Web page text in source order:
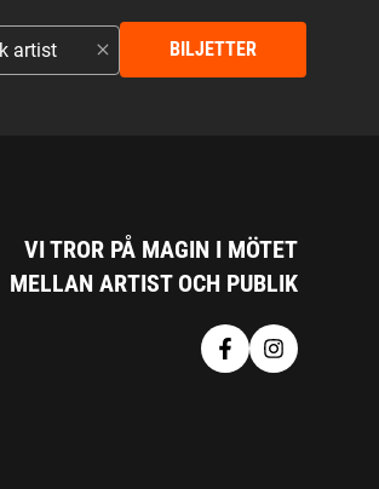
BILJETTER
VI TROR PÅ MAGIN I MÖTET
MELLAN ARTIST OCH PUBLIK